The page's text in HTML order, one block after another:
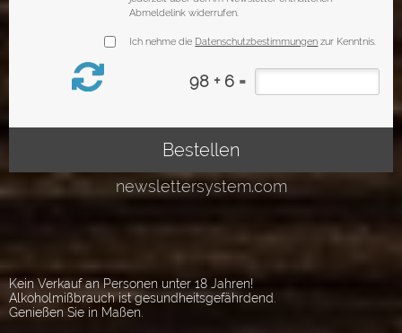
Kein Verkauf an Personen unter 18 Jahren!
Alkoholmißbrauch ist gesundheitsgefährdend.
Genießen Sie in Maßen.